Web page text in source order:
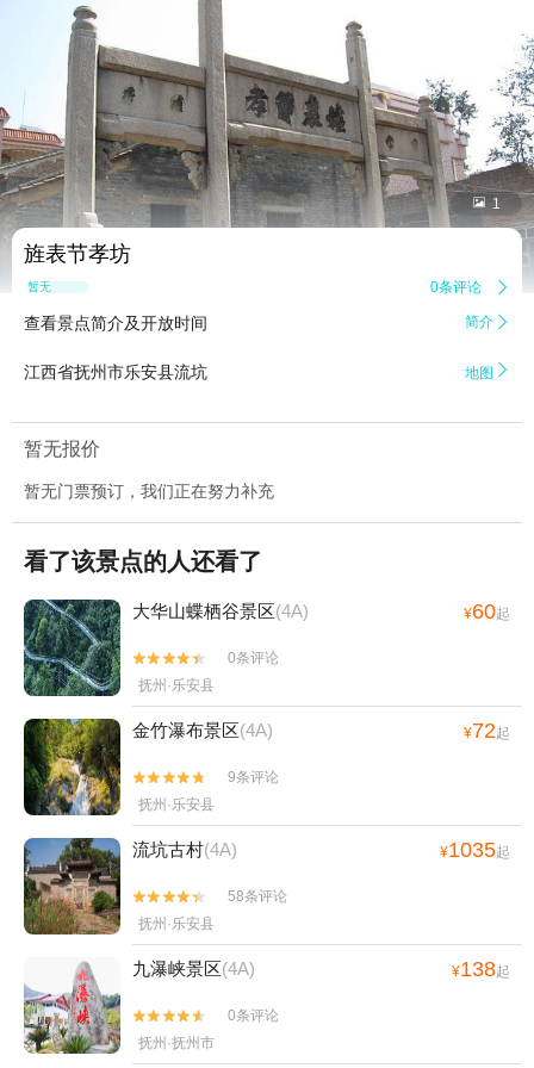
 1
旌表节孝坊
暂无点评 0条评论 
查看景点简介及开放时间 简介 
江西省抚州市乐安县流坑 地图 
暂无报价
暂无门票预订，我们正在努力补充
看了该景点的人还看了
大华山蝶栖谷景区(4A) ¥60起


0条评论
抚州·乐安县
金竹瀑布景区(4A) ¥72起


9条评论
抚州·乐安县
流坑古村(4A) ¥1035起


58条评论
抚州·乐安县
九瀑峡景区(4A) ¥138起


0条评论
抚州·抚州市